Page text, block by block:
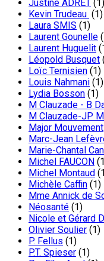
Justine ADRET
(1)
Kevin Trudeau (1)
Laura SMIS (1)
Laurent Gounelle
Laurent Huguelit
Léopold Busquet
Loïc Ternisien (1)
Louis Nahmani (1)
Lydia Bosson (1)
M Clauzade - B
M Clauzade-JP
Major Mouvement
Marc-Jean
Marie-Chantal
Michel FAUCON
Michel Montaud
Michèle Caffin (1)
Mme Annick de
Néosanté (1)
Nicole et Gérard
Olivier Soulier (1)
P. Fellus (1)
P.T. Spieser (1)